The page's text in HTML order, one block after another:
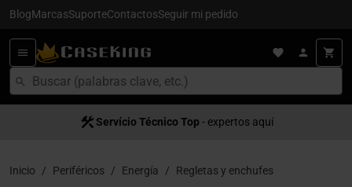
BlogMarcasSuporteContactosSeguir mi pedido
Servício Técnico Top - expertos aquí
Inicio Periféricos Energía Regletas y enchufes